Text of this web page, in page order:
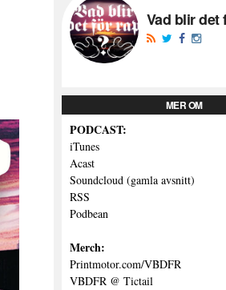
Vad blir det
MER OM
PODCAST:
iTunes
Acast
Soundcloud (gamla avsnitt)
RSS
Podbean
Merch:
Printmotor.com/VBDFR
VBDFR @ Tictail